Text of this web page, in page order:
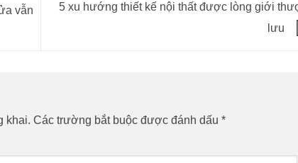
vẫn
5 xu hướng thiết kế nội thất được lòng giới
lưu
khai. Các trường bắt buộc được đánh dấu *